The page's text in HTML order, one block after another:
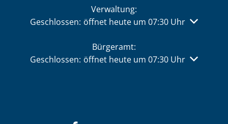
Verwaltung:
Klicken, um weitere Öffnungs- oder Schließzeiten
Geschlossen: öffnet heute um 07:30 Uhr
Bürgeramt:
Klicken, um weitere Öffnungs- oder Schließzeiten
Geschlossen: öffnet heute um 07:30 Uhr